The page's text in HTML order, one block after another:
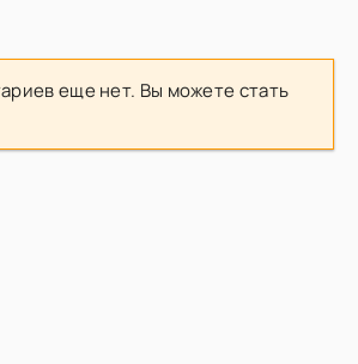
еще нет. Вы можете стать